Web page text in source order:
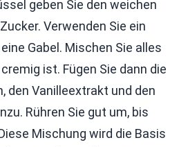
geben Sie den weichen
Verwenden Sie ein
Gabel. Mischen Sie alles
ist. Fügen Sie dann die
den Vanilleextrakt und den
Rühren Sie gut um, bis
Mischung wird die Basis